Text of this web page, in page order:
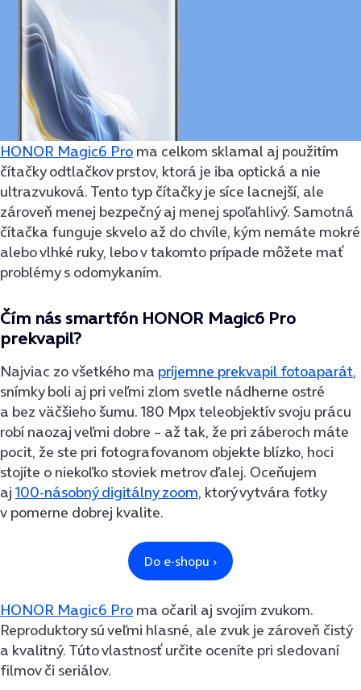
HONOR Magic6 Pro ma celkom sklamal aj použitím
čítačky odtlačkov prstov, ktorá je iba optická a nie
ultrazvuková. Tento typ čítačky je síce lacnejší, ale
zároveň menej bezpečný aj menej spoľahlivý. Samotná
čítačka funguje skvelo až do chvíle, kým nemáte mokré
alebo vlhké ruky, lebo v takomto prípade môžete mať
problémy s odomykaním.
Čím nás smartfón HONOR Magic6 Pro
prekvapil?
Najviac zo všetkého ma príjemne prekvapil fotoaparát,
snímky boli aj pri veľmi zlom svetle nádherne ostré
a bez väčšieho šumu. 180 Mpx teleobjektív svoju prácu
robí naozaj veľmi dobre – až tak, že pri záberoch máte
pocit, že ste pri fotografovanom objekte blízko, hoci
stojíte o niekoľko stoviek metrov ďalej. Oceňujem
aj 100-násobný digitálny zoom, ktorý vytvára fotky
v pomerne dobrej kvalite.
HONOR Magic6 Pro ma očaril aj svojím zvukom.
Reproduktory sú veľmi hlasné, ale zvuk je zároveň čistý
a kvalitný. Túto vlastnosť určite oceníte pri sledovaní
filmov či seriálov.